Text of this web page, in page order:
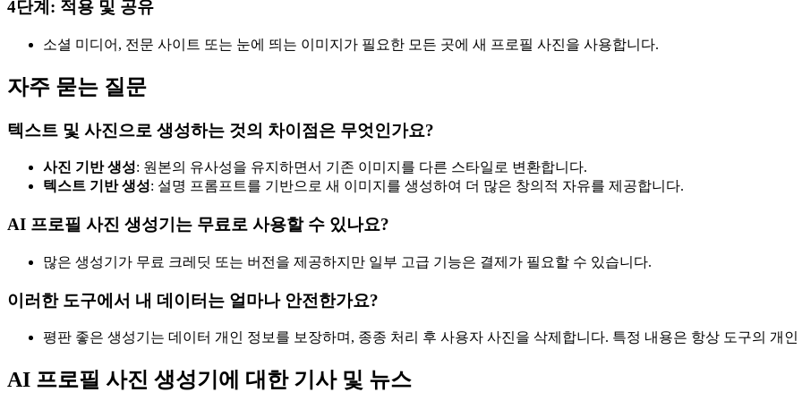
4단계: 적용 및 공유
소셜 미디어, 전문 사이트 또는 눈에 띄는 이미지가 필요한 모든 곳에 새 프로필 사진을 사용합니다.
자주 묻는 질문
텍스트 및 사진으로 생성하는 것의 차이점은 무엇인가요?
사진 기반 생성: 원본의 유사성을 유지하면서 기존 이미지를 다른 스타일로 변환합니다.
텍스트 기반 생성: 설명 프롬프트를 기반으로 새 이미지를 생성하여 더 많은 창의적 자유를 제공합니다.
AI 프로필 사진 생성기는 무료로 사용할 수 있나요?
많은 생성기가 무료 크레딧 또는 버전을 제공하지만 일부 고급 기능은 결제가 필요할 수 있습니다.
이러한 도구에서 내 데이터는 얼마나 안전한가요?
평판 좋은 생성기는 데이터 개인 정보를 보장하며, 종종 처리 후 사용자 사진을 삭제합니다. 특정 내용은 항상 도구의 개
AI 프로필 사진 생성기에 대한 기사 및 뉴스